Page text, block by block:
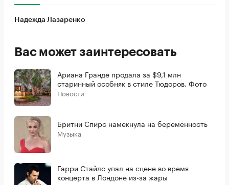
Надежда Лазаренко
Вас может заинтересовать
Ариана Гранде продала за $9,1 млн
старинный особняк в стиле Тюдоров. Фото
Новости
Бритни Спирс намекнула на беременность
Музыка
Гарри Стайлс упал на сцене во время
концерта в Лондоне из-за жары